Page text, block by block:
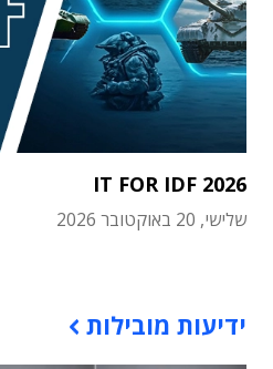
IT FOR IDF 2026
שלישי, 20 באוקטובר 2026
ידיעות מובילות